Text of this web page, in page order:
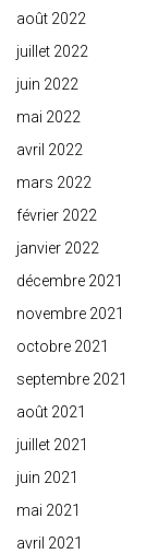
août 2022
juillet 2022
juin 2022
mai 2022
avril 2022
mars 2022
février 2022
janvier 2022
décembre 2021
novembre 2021
octobre 2021
septembre 2021
août 2021
juillet 2021
juin 2021
mai 2021
avril 2021